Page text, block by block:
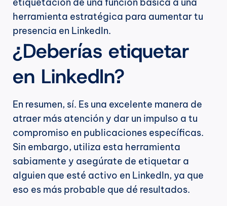
herramienta estratégica para aumentar tu
presencia en LinkedIn.
¿Deberías etiquetar
en LinkedIn?
En resumen, sí. Es una excelente manera de
atraer más atención y dar un impulso a tu
compromiso en publicaciones específicas.
Sin embargo, utiliza esta herramienta
sabiamente y asegúrate de etiquetar a
alguien que esté activo en LinkedIn, ya que
eso es más probable que dé resultados.